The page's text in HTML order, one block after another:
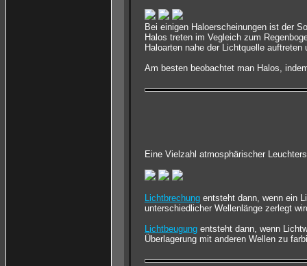
Bei einigen Haloerscheinungen ist der
Halos treten im Vegleich zum
Haloarten nahe der Lichtquelle
Am besten beobachtet man Halos,
Eine Vielzahl atmosphärischer
Lichtbrechung entsteht dann, wenn ein
unterschiedlicher Wellenlänge zerlegt
Lichtbeugung entsteht dann, wenn
Überlagerung mit anderen Wellen zu